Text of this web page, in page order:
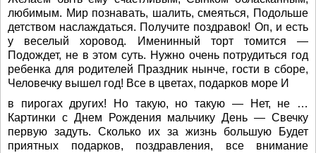
любимым. Мир познавать, шалить, смеяться, Подольше
детством наслаждаться. Получите поздравок! Оп, и есть
у веселый хоровод. Именинный торт томится —
Подождет, не в этом суть. Нужно очень потрудиться год
ребенка для родителей Праздник нынче, гости в сборе,
Человечку вышел год! Все в цветах, подарков море И
в пирогах других! Но такую, но такую — Нет, не …
Картинки с Днем Рождения мальчику День — Свечку
первую задуть. Сколько их за жизнь большую Будет
приятных подарков, поздравления, все внимание